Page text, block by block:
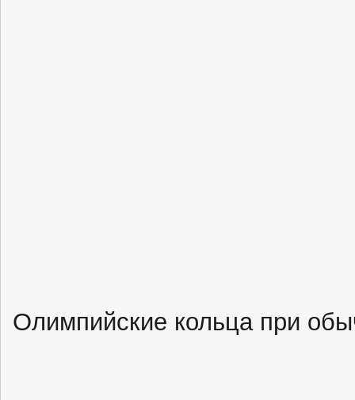
Олимпийские кольца при